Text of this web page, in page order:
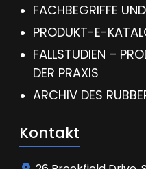
FACHBEGRIFFE
PRODUKT-E-
FALLSTUDIEN –
DER PRAXIS
ARCHIV DES
Kontakt